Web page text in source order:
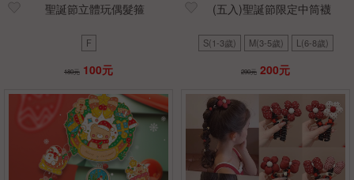
聖誕節立體玩偶髮箍
F
180元 100元
(五入)聖誕節限定中筒襪
S(1-3歲) M(3-5歲) L(6-8歲)
290元 200元